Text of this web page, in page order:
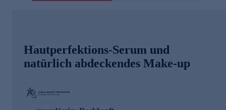
Hautperfektions-Serum und
natürlich abdeckendes Make-up